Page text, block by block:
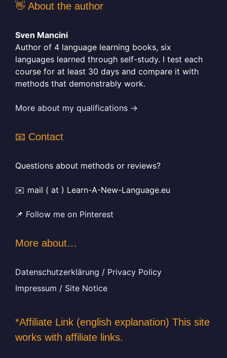
👋 About the author
Sven Mancini
Author of 4 language learning books, six
languages learned through self-study. I test each
course for at least 30 days and compare it with
methods that demonstrably work.
More about my qualifications →
📧 Contact
Questions about methods or reviews?
✉️ mail ( at ) Learn-A-New-Language.eu
📌 Follow me on Pinterest
More about…
Datenschutzerklärung / Privacy Policy
Impressum / Site Notice
*Affiliate Link (english explanation) This site
works with affiliate links.